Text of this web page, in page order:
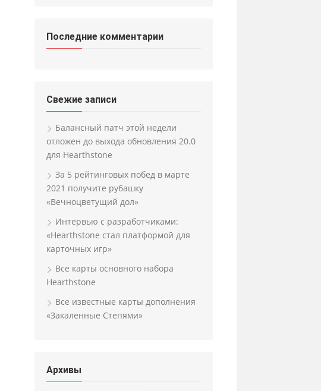
Последние комментарии
Свежие записи
Балансный патч этой недели
отложен до выхода обновления 20.0
для Hearthstone
За 5 рейтинговых побед в марте
2021 получите рубашку
«Вечноцветущий дол»
Интервью с разработчиками:
«Hearthstone стал платформой для
карточных игр»
Все карты основного набора
Hearthstone
Все известные карты дополнения
«Закаленные Степями»
Архивы